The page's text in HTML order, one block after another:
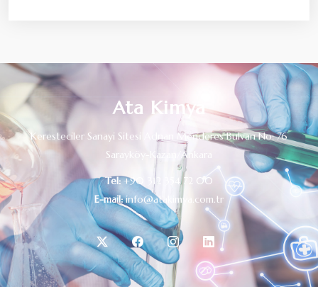
Ata Kimya
Keresteciler Sanayi Sitesi Adnan Menderes Bulvarı No: 76
Sarayköy-Kazan/Ankara
Tel: +90 312 354 72 00
E-mail: info@atakimya.com.tr